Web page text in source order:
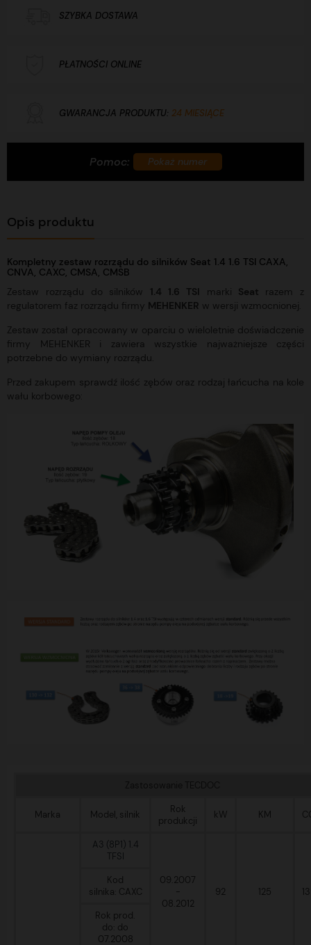
SZYBKA DOSTAWA
PŁATNOŚCI ONLINE
GWARANCJA PRODUKTU: 24 MIESIĄCE
Pomoc: Pokaż numer
+48 732 760 770
Opis produktu
Kompletny zestaw rozrządu do silników Seat 1.4 1.6 TSI CAXA,
CNVA, CAXC, CMSA, CMSB
Zestaw rozrządu do silników 1.4 1.6 TSI marki Seat
razem z
regulatorem faz rozrządu firmy MEHENKER w wersji wzmocnionej.
Zestaw został opracowany w oparciu o wieloletnie doświadczenie
firmy MEHENKER i zawiera wszystkie najważniejsze części
potrzebne do wymiany rozrządu.
Przed zakupem sprawdź ilość zębów oraz rodzaj łańcucha na kole
wału korbowego:
Marka Model, silnik
Rok
produkcji
kW KM
A3 (8P1) 1.4
TFSI
09.2007
-
08.2012
92 125
Kod
silnika: CAXC
Rok prod.
do: do
07.2008